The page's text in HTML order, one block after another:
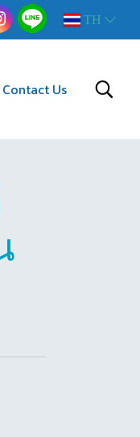
TH
Contact Us